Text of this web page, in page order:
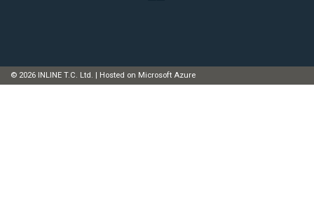
© 2026 INLINE T.C. Ltd. | Hosted on Microsoft Azure